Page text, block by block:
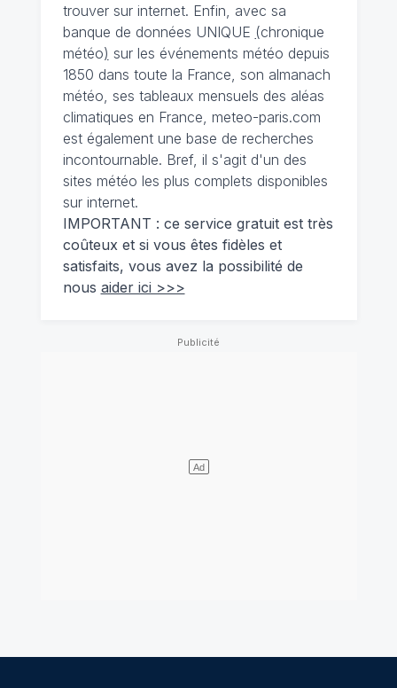
trouver sur internet. Enfin, avec sa
banque de données UNIQUE (chronique
météo) sur les événements météo depuis
1850 dans toute la France, son almanach
météo, ses tableaux mensuels des aléas
climatiques en France, meteo-paris.com
est également une base de recherches
incontournable. Bref, il s'agit d'un des
sites météo les plus complets disponibles
sur internet.
IMPORTANT : ce service gratuit est très
coûteux et si vous êtes fidèles et
satisfaits, vous avez la possibilité de
nous aider ici >>>